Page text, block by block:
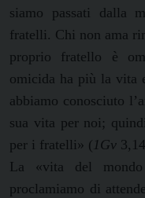
siamo passati dalla
fratelli. Chi non ama
proprio fratello è
omicida ha più la vita
abbiamo conosciuto
sua vita per noi;
per i fratelli» ( 1Gv
La «vita del
proclamiamo di